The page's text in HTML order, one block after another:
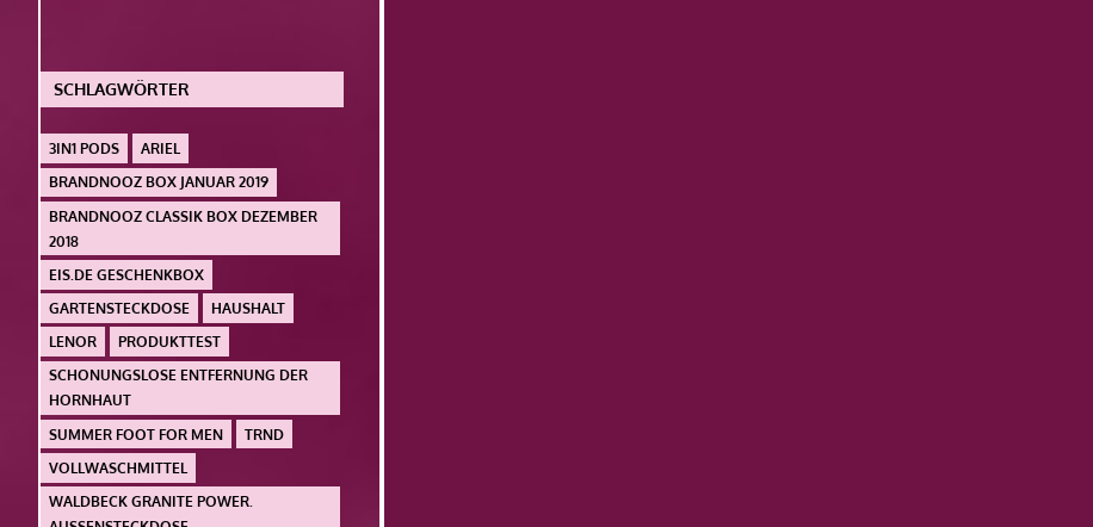
SCHLAGWÖRTER
3IN1 PODS
ARIEL
BRANDNOOZ BOX JANUAR 2019
BRANDNOOZ CLASSIK BOX DEZEMBER
2018
EIS.DE GESCHENKBOX
GARTENSTECKDOSE
HAUSHALT
LENOR
PRODUKTTEST
SCHONUNGSLOSE ENTFERNUNG DER
HORNHAUT
SUMMER FOOT FOR MEN
TRND
VOLLWASCHMITTEL
WALDBECK GRANITE POWER.